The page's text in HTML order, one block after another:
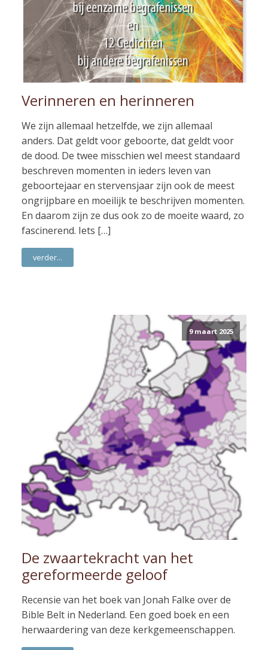
Verinneren en herinneren
We zijn allemaal hetzelfde, we zijn allemaal
anders. Dat geldt voor geboorte, dat geldt voor
de dood. De twee misschien wel meest standaard
beschreven momenten in ieders leven van
geboortejaar en stervensjaar zijn ook de meest
ongrijpbare en moeilijk te beschrijven momenten.
En daarom zijn ze dus ook zo de moeite waard, zo
fascinerend. Iets […]
verder...
9 maart 2025
De zwaartekracht van het
gereformeerde geloof
Recensie van het boek van Jonah Falke over de
Bible Belt in Nederland. Een goed boek en een
herwaardering van deze kerkgemeenschappen.